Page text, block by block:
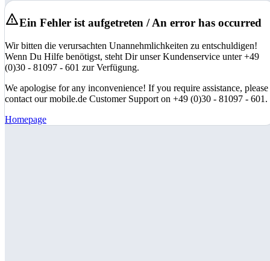
Ein Fehler ist aufgetreten / An error has occurred
Wir bitten die verursachten Unannehmlichkeiten zu entschuldigen!
Wenn Du Hilfe benötigst, steht Dir unser Kundenservice unter +49
(0)30 - 81097 - 601 zur Verfügung.
We apologise for any inconvenience! If you require assistance, please
contact our mobile.de Customer Support on +49 (0)30 - 81097 - 601.
Homepage